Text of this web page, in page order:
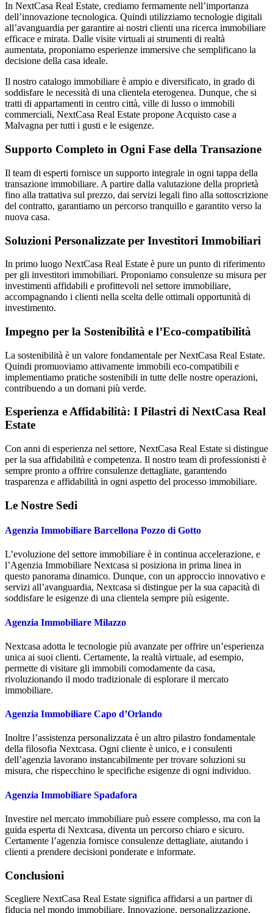
In NextCasa Real Estate, crediamo fermamente nell’importanza
dell’innovazione tecnologica. Quindi utilizziamo tecnologie digitali
all’avanguardia per garantire ai nostri clienti una ricerca immobiliare
efficace e mirata. Dalle visite virtuali ai strumenti di realtà
aumentata, proponiamo esperienze immersive che semplificano la
decisione della casa ideale.
Il nostro catalogo immobiliare è ampio e diversificato, in grado di
soddisfare le necessità di una clientela eterogenea. Dunque, che si
tratti di appartamenti in centro città, ville di lusso o immobili
commerciali, NextCasa Real Estate propone Acquisto case a
Malvagna per tutti i gusti e le esigenze.
Supporto Completo in Ogni Fase della Transazione
Il team di esperti fornisce un supporto integrale in ogni tappa della
transazione immobiliare. A partire dalla valutazione della proprietà
fino alla trattativa sul prezzo, dai servizi legali fino alla sottoscrizione
del contratto, garantiamo un percorso tranquillo e garantito verso la
nuova casa.
Soluzioni Personalizzate per Investitori Immobiliari
In primo luogo NextCasa Real Estate è pure un punto di riferimento
per gli investitori immobiliari. Proponiamo consulenze su misura per
investimenti affidabili e profittevoli nel settore immobiliare,
accompagnando i clienti nella scelta delle ottimali opportunità di
investimento.
Impegno per la Sostenibilità e l’Eco-compatibilità
La sostenibilità è un valore fondamentale per NextCasa Real Estate.
Quindi promuoviamo attivamente immobili eco-compatibili e
implementiamo pratiche sostenibili in tutte delle nostre operazioni,
contribuendo a un domani più verde.
Esperienza e Affidabilità: I Pilastri di NextCasa Real
Estate
Con anni di esperienza nel settore, NextCasa Real Estate si distingue
per la sua affidabilità e competenza. Il nostro team di professionisti è
sempre pronto a offrire consulenze dettagliate, garantendo
trasparenza e affidabilità in ogni aspetto del processo immobiliare.
Le Nostre Sedi
Agenzia Immobiliare Barcellona Pozzo di Gotto
L’evoluzione del settore immobiliare è in continua accelerazione, e
l’Agenzia Immobiliare Nextcasa si posiziona in prima linea in
questo panorama dinamico. Dunque, con un approccio innovativo e
servizi all’avanguardia, Nextcasa si distingue per la sua capacità di
soddisfare le esigenze di una clientela sempre più esigente.
Agenzia Immobiliare Milazzo
Nextcasa adotta le tecnologie più avanzate per offrire un’esperienza
unica ai suoi clienti. Certamente, la realtà virtuale, ad esempio,
permette di visitare gli immobili comodamente da casa,
rivoluzionando il modo tradizionale di esplorare il mercato
immobiliare.
Agenzia Immobiliare Capo d’Orlando
Inoltre l’assistenza personalizzata è un altro pilastro fondamentale
della filosofia Nextcasa. Ogni cliente è unico, e i consulenti
dell’agenzia lavorano instancabilmente per trovare soluzioni su
misura, che rispecchino le specifiche esigenze di ogni individuo.
Agenzia Immobiliare Spadafora
Investire nel mercato immobiliare può essere complesso, ma con la
guida esperta di Nextcasa, diventa un percorso chiaro e sicuro.
Certamente l’agenzia fornisce consulenze dettagliate, aiutando i
clienti a prendere decisioni ponderate e informate.
Conclusioni
Scegliere NextCasa Real Estate significa affidarsi a un partner di
fiducia nel mondo immobiliare. Innovazione, personalizzazione,